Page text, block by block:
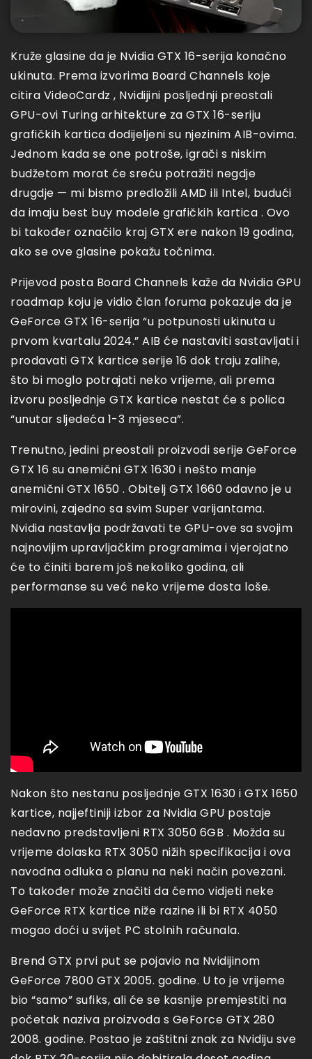
Kruže glasine da je Nvidia GTX 16-serija konačno
ukinuta. Prema izvorima Board Channels koje
citira VideoCardz , Nvidijini posljednji preostali
GPU-ovi Turing arhitekture za GTX 16-seriju
grafičkih kartica dodijeljeni su njezinim AIB-ovima.
Jednom kada se one potroše, igrači s niskim
budžetom morat će sreću potražiti negdje
drugdje — mi bismo predložili AMD ili Intel, budući
da imaju best buy modele grafičkih kartica . Ovo
bi također označilo kraj GTX ere nakon 19 godina,
ako se ove glasine pokažu točnima.
Prijevod posta Board Channels kaže da Nvidia GPU
roadmap koju je vidio član foruma pokazuje da je
GeForce GTX 16-serija “u potpunosti ukinuta u
prvom kvartalu 2024.” AIB će nastaviti sastavljati i
prodavati GTX kartice serije 16 dok traju zalihe,
što bi moglo potrajati neko vrijeme, ali prema
izvoru posljednje GTX kartice nestat će s polica
“unutar sljedeća 1-3 mjeseca”.
Trenutno, jedini preostali proizvodi serije GeForce
GTX 16 su anemični GTX 1630 i nešto manje
anemični GTX 1650 . Obitelj GTX 1660 odavno je u
mirovini, zajedno sa svim Super varijantama.
Nvidia nastavlja podržavati te GPU-ove sa svojim
najnovijim upravljačkim programima i vjerojatno
će to činiti barem još nekoliko godina, ali
performanse su već neko vrijeme dosta loše.
Nakon što nestanu posljednje GTX 1630 i GTX 1650
kartice, najjeftiniji izbor za Nvidia GPU postaje
nedavno predstavljeni RTX 3050 6GB . Možda su
vrijeme dolaska RTX 3050 nižih specifikacija i ova
navodna odluka o planu na neki način povezani.
To također može značiti da ćemo vidjeti neke
GeForce RTX kartice niže razine ili bi RTX 4050
mogao doći u svijet PC stolnih računala.
Brend GTX prvi put se pojavio na Nvidijinom
GeForce 7800 GTX 2005. godine. U to je vrijeme
bio “samo” sufiks, ali će se kasnije premjestiti na
početak naziva proizvoda s GeForce GTX 280
2008. godine. Postao je zaštitni znak za Nvidiju sve